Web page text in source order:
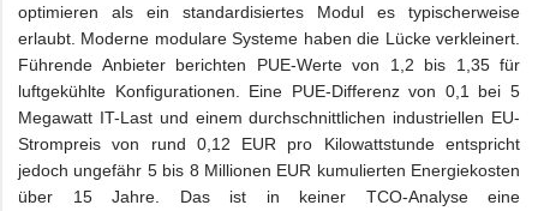
optimieren als ein standardisiertes Modul es typischerweise
erlaubt. Moderne modulare Systeme haben die Lücke verkleinert.
Führende Anbieter berichten PUE-Werte von 1,2 bis 1,35 für
luftgekühlte Konfigurationen. Eine PUE-Differenz von 0,1 bei 5
Megawatt IT-Last und einem durchschnittlichen industriellen EU-
Strompreis von rund 0,12 EUR pro Kilowattstunde entspricht
jedoch ungefähr 5 bis 8 Millionen EUR kumulierten Energiekosten
über 15 Jahre. Das ist in keiner TCO-Analyse eine